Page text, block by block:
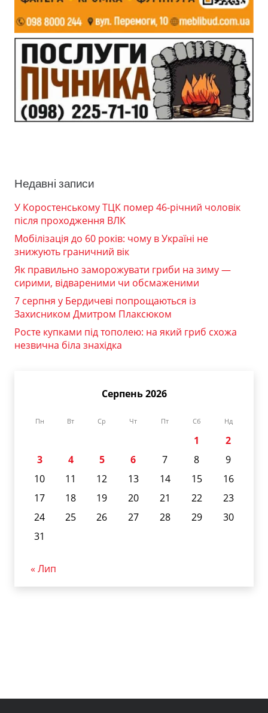
Недавні записи
У Коростенському ТЦК помер 46-річний чоловік
після проходження ВЛК
Мобілізація до 60 років: чому в Україні не
знижують граничний вік
Як правильно заморожувати гриби на зиму —
сирими, відвареними чи обсмаженими
7 серпня у Бердичеві попрощаються із
Захисником Дмитром Плаксюком
Росте купками під тополею: на який гриб схожа
незвична біла знахідка
Серпень 2026
Пн Вт Ср Чт Пт Сб Нд
1
2
3
4 5 6 7 8
9
10
11 12 13 14 15
16
17
18 19 20 21 22
23
24
25 26 27 28 29
30
31
« Лип